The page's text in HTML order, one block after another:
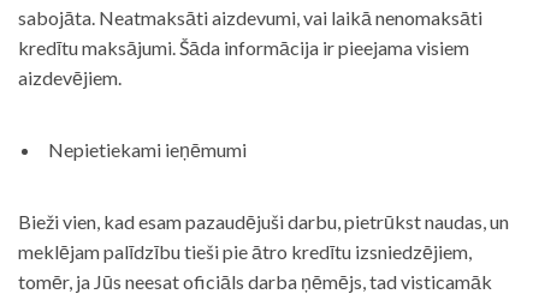
sabojāta. Neatmaksāti aizdevumi, vai laikā nenomaksāti
kredītu maksājumi. Šāda informācija ir pieejama visiem
aizdevējiem.
Nepietiekami ieņēmumi
Bieži vien, kad esam pazaudējuši darbu, pietrūkst naudas, un
meklējam palīdzību tieši pie ātro kredītu izsniedzējiem,
tomēr, ja Jūs neesat oficiāls darba ņēmējs, tad visticamāk